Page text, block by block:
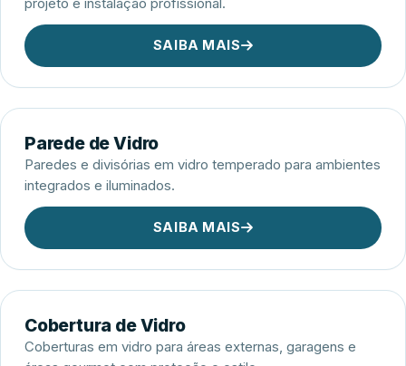
SAIBA MAIS
Parede de Vidro
Paredes e divisórias em vidro temperado para ambientes
integrados e iluminados.
SAIBA MAIS
Cobertura de Vidro
Coberturas em vidro para áreas externas, garagens e